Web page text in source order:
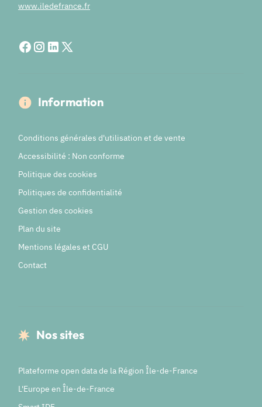
www.iledefrance.fr
Information
Conditions générales d'utilisation et de vente
Accessibilité : Non conforme
Politique des cookies
Politiques de confidentialité
Gestion des cookies
Plan du site
Mentions légales et CGU
Contact
Nos sites
Plateforme open data de la Région Île-de-France
L'Europe en Île-de-France